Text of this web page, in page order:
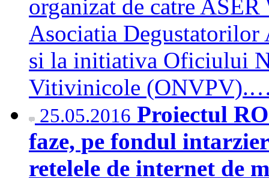
organizat de catre
Asociatia
si la initiativa Oficiului
Vitivinicole
25.05.2016 Proiectul
faze, pe fondul
retelele de internet de